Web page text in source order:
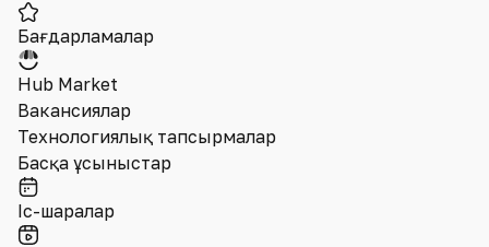
Бағдарламалар
Hub Market
Вакансиялар
Технологиялық тапсырмалар
Басқа ұсыныстар
Іс-шаралар